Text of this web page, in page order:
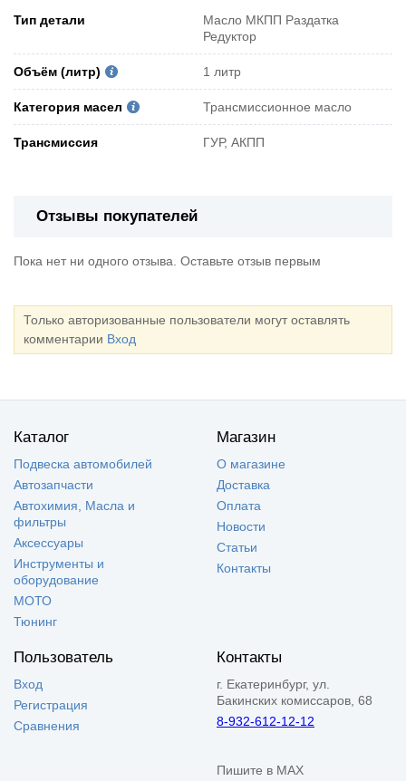
Тип детали
Масло МКПП Раздатка
Редуктор
Объём (литр) 1 литр
Категория масел Трансмиссионное масло
Трансмиссия ГУР, АКПП
Отзывы покупателей
Пока нет ни одного отзыва. Оставьте отзыв первым
Только авторизованные пользователи могут оставлять
комментарии Вход
Каталог
Подвеска автомобилей
Автозапчасти
Автохимия, Масла и
фильтры
Аксессуары
Инструменты и
оборудование
МОТО
Тюнинг
Магазин
О магазине
Доставка
Оплата
Новости
Статьи
Контакты
Пользователь
Вход
Регистрация
Сравнения
Контакты
г. Екатеринбург, ул.
Бакинских комиссаров, 68
8-932-612-12-12
Пишите в MAX